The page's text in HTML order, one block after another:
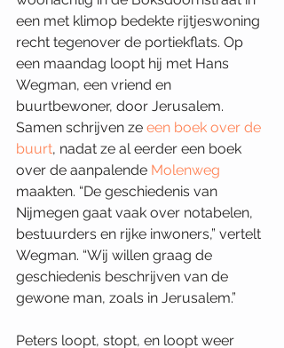
een met klimop bedekte rijtjeswoning
recht tegenover de portiekflats. Op
een maandag loopt hij met Hans
Wegman, een vriend en
buurtbewoner, door Jerusalem.
Samen schrijven ze een boek over de
buurt, nadat ze al eerder een boek
over de aanpalende Molenweg
maakten. “De geschiedenis van
Nijmegen gaat vaak over notabelen,
bestuurders en rijke inwoners,” vertelt
Wegman. “Wij willen graag de
geschiedenis beschrijven van de
gewone man, zoals in Jerusalem.”
Peters loopt, stopt, en loopt weer